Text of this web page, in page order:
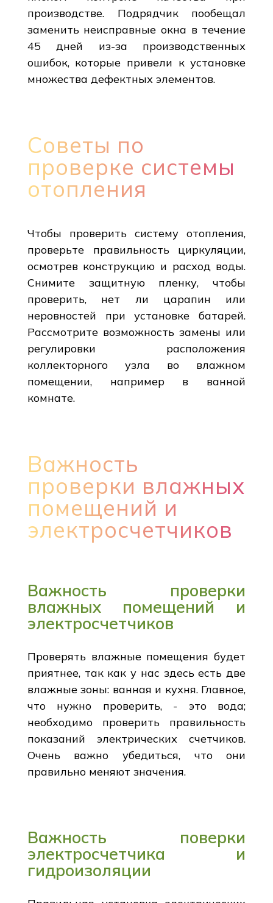
производстве. Подрядчик пообещал
заменить неисправные окна в течение
45 дней из-за производственных
ошибок, которые привели к установке
множества дефектных элементов.
Советы по
проверке системы
отопления
Чтобы проверить систему отопления,
проверьте правильность циркуляции,
осмотрев конструкцию и расход воды.
Снимите защитную пленку, чтобы
проверить, нет ли царапин или
неровностей при установке батарей.
Рассмотрите возможность замены или
регулировки расположения
коллекторного узла во влажном
помещении, например в ванной
комнате.
Важность
проверки влажных
помещений и
электросчетчиков
Важность проверки
влажных помещений и
электросчетчиков
Проверять влажные помещения будет
приятнее, так как у нас здесь есть две
влажные зоны: ванная и кухня. Главное,
что нужно проверить, - это вода;
необходимо проверить правильность
показаний электрических счетчиков.
Очень важно убедиться, что они
правильно меняют значения.
Важность поверки
электросчетчика и
гидроизоляции